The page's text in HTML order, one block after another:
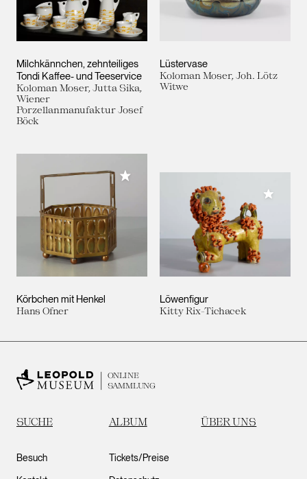
Milchkännchen, zehnteiliges
Tondi Kaffee- und Teeservice
Koloman Moser, Jutta Sika,
Wiener
Porzellanmanufaktur Josef
Böck
Lüstervase
Koloman Moser, Joh. Lötz
Witwe
Körbchen mit Henkel
Hans Ofner
Meiner Sammlung hinzufügen
Löwenfigur
Kitty Rix-Tichacek
Meiner
ONLINE
SAMMLUNG
SUCHE ALBUM ÜBER UNS
Besuch Tickets/Preise